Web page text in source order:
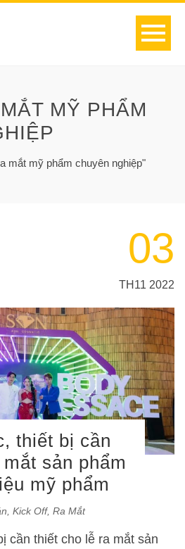
MỸ PHẨM
mắt mỹ phẩm chuyên nghiệp"
03
TH11 2022
thiết bị cần
sản phẩm
mỹ phẩm
Kick Off, Ra Mắt
cần thiết cho lễ ra mắt sản